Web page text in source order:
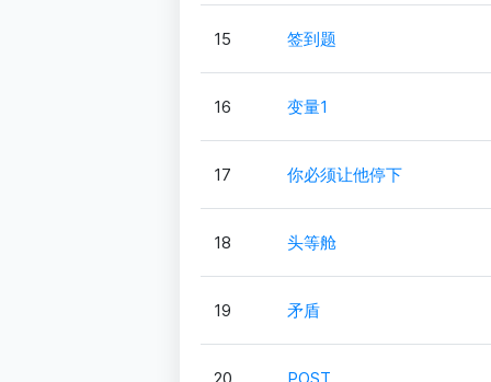
15 签到题
16 变量1
17 你必须让他停下
18 头等舱
19 矛盾
20 POST